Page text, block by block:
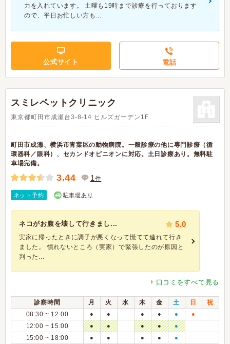
力を入れています。 土曜も19時まで診療を行っております
ので、平日お忙しい方も...
公式サイト 電話
スミレペットクリニック
東京都町田市成瀬台3-8-14 ヒルズガーデン1F
町田市成瀬、横浜市青葉区の動物病院。一般診療の他に専門診療（循
環器科／眼科）、セカンドオピニオンに対応。土日診療あり。無料駐
車場完備。
3.44 1件
ネット予約 駐車場あり
ネコがお腹を壊して行きまし... 5.0
実家に帰ったときに調子が悪くなって慌てて連れて行き
ました。 慣れないところ（実家）で緊張したのが原因と
判った...
口コミをすべて見る
診察時間 月 火 水 木 金 土 日
祝
08:30 ~ 12:00
● ● ● ● ● ●
12:00 ~ 15:00 ● ● ● ● ●
15:00 ~ 18:00 ● ● ● ● ●